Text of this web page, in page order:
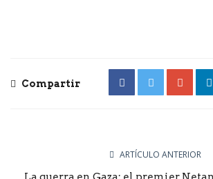
Compartir
ARTÍCULO ANTERIOR